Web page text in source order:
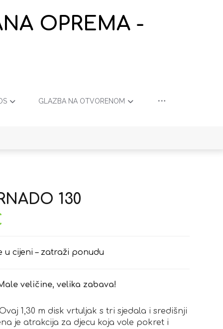
OPREMA -
GLAZBA NA OTVORENOM
130
u cijeni – zatraži ponudu
veličine, velika zabava!
1,30 m disk vrtuljak s tri sjedala i središnji
je atrakcija za djecu koja vole pokret i